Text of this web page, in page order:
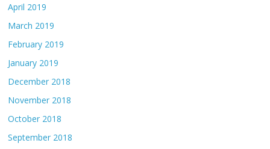
April 2019
March 2019
February 2019
January 2019
December 2018
November 2018
October 2018
September 2018